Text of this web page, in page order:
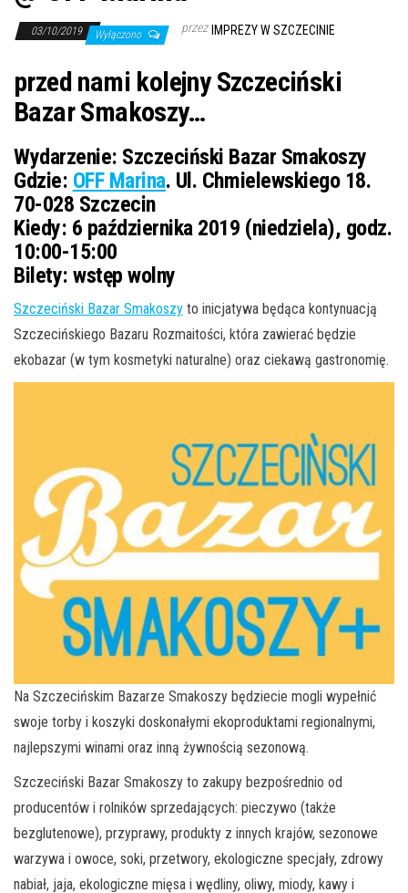
03/10/2019 Wyłączono przez IMPREZY W SZCZECINIE
przed nami kolejny Szczeciński
Bazar Smakoszy…
Wydarzenie: Szczeciński Bazar Smakoszy
Gdzie: OFF Marina. Ul. Chmielewskiego 18.
70-028 Szczecin
Kiedy: 6 października 2019 (niedziela), godz.
10:00-15:00
Bilety: wstęp wolny
Szczeciński Bazar Smakoszy to inicjatywa będąca kontynuacją
Szczecińskiego Bazaru Rozmaitości, która zawierać będzie
ekobazar (w tym kosmetyki naturalne) oraz ciekawą gastronomię.
Na Szczecińskim Bazarze Smakoszy będziecie mogli wypełnić
swoje torby i koszyki doskonałymi ekoproduktami regionalnymi,
najlepszymi winami oraz inną żywnością sezonową.
Szczeciński Bazar Smakoszy to zakupy bezpośrednio od
producentów i rolników sprzedających: pieczywo (także
bezglutenowe), przyprawy, produkty z innych krajów, sezonowe
warzywa i owoce, soki, przetwory, ekologiczne specjały, zdrowy
nabiał, jaja, ekologiczne mięsa i wędliny, oliwy, miody, kawy i